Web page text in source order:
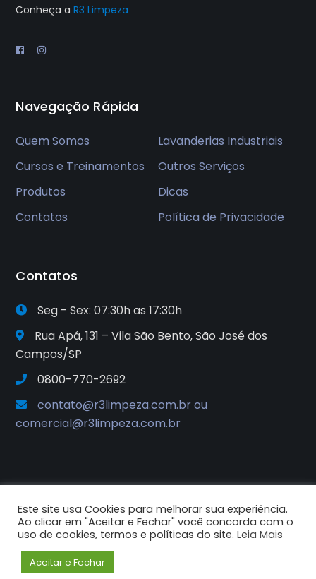
Conheça aR3 Limpeza
Navegação Rápida
Quem Somos
Lavanderias Industriais
Cursos e Treinamentos
Outros Serviços
Produtos
Dicas
Contatos
Política de Privacidade
Contatos
Seg - Sex: 07:30h as 17:30h
Rua Apá, 131 – Vila São Bento, São José dos
Campos/SP
0800-770-2692
contato@r3limpeza.com.br ou
comercial@r3limpeza.com.br
2025© R3 Soluções e Sistemas de
Higiene e Limpeza. Todos os
direitos reservados.
Criado por Criative Comunicação
Este site usa Cookies para melhorar sua experiência.
Ao clicar em "Aceitar e Fechar" você concorda com o
uso de cookies, termos e políticas do site. Leia Mais
Aceitar e Fechar